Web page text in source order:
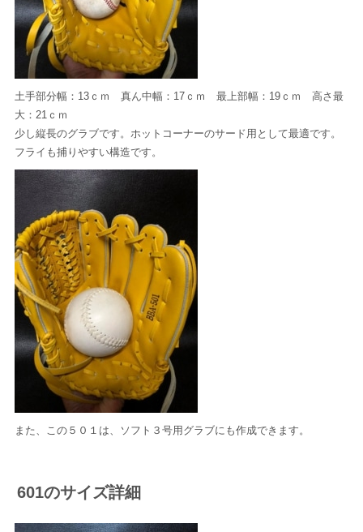
土手部分幅：13ｃｍ 真ん中幅：17ｃｍ 最上部幅：19ｃｍ 高さ最
大：21ｃｍ
少し縦長のグラブです。ホットコーナーのサード用として最適です。
フライも捕りやすい構造です。
また、この５０１は、ソフト３号用グラブにも作成できます。
601のサイズ詳細